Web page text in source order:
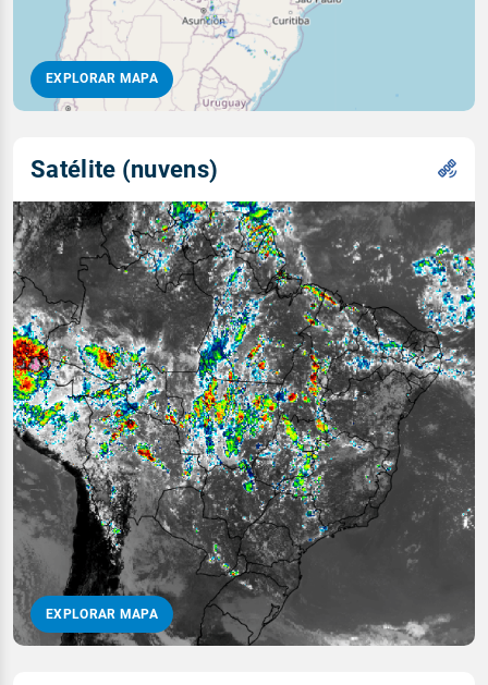
EXPLORAR MAPA
Satélite (nuvens)
EXPLORAR MAPA